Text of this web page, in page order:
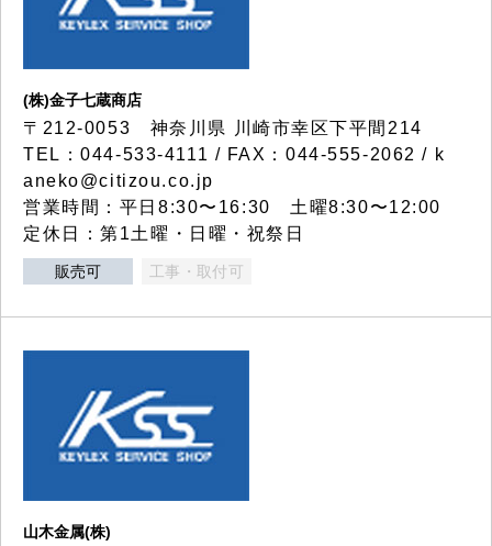
(株)金子七蔵商店
〒212-0053 神奈川県 川崎市幸区下平間214
TEL：044-533-4111 / FAX：044-555-2062 / k
aneko@citizou.co.jp
営業時間：平日8:30〜16:30 土曜8:30〜12:00
定休日：第1土曜・日曜・祝祭日
販売可 工事・取付可
山木金属(株)